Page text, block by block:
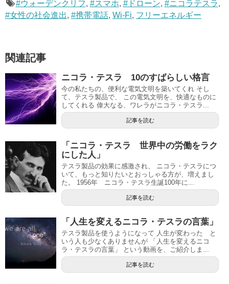
#ウォーデンクリフ, #スマホ, #ドローン, #ニコラテスラ,
#女性の社会進出, #携帯電話, Wi-Fi, フリーエネルギー
関連記事
ニコラ・テスラ 10のすばらしい格言
今の私たちの、便利な電気文明を築いてくれ そし
て、テスラ製品で、 この電気文明を、快適なものに
してくれる 偉大なる、ワレラがニコラ・テスラ...
記事を読む
「ニコラ・テスラ 世界中の労働をラク
にした人」
テスラ製品の効果に感激され、 ニコラ・テスラにつ
いて、もっと知りたいとおっしゃる方が、増えまし
た。 1956年 ニコラ・テスラ生誕100年に...
記事を読む
「人生を変えるニコラ・テスラの言葉」
テスラ製品を使うようになって 人生が変わった と
いう人も少なくありませんが 「人生を変えるニコ
ラ・テスラの言葉」 という動画を、ご紹介しま...
記事を読む